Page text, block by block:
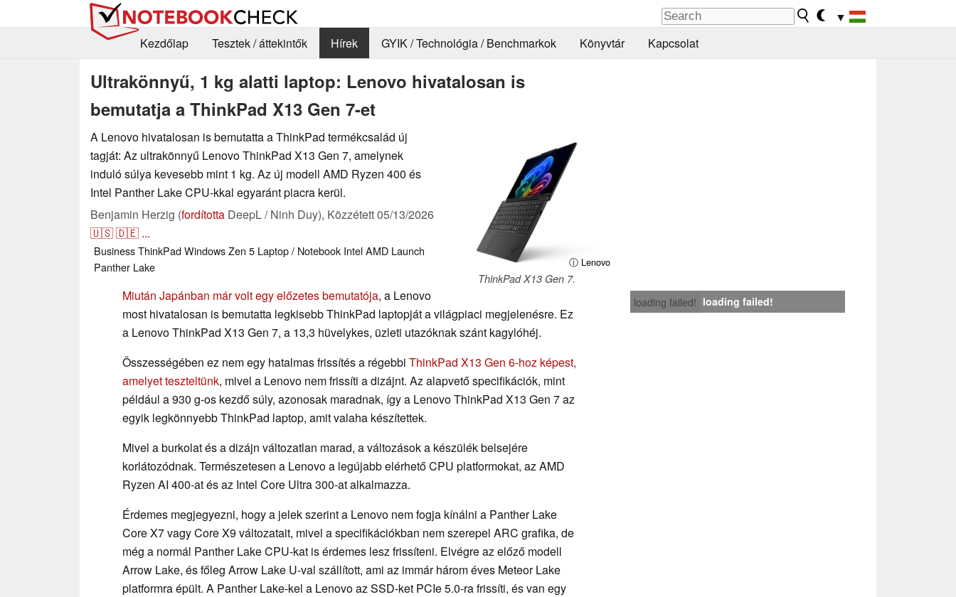
▼
Kezdőlap
Tesztek / áttekintők Hírek GYIK / Technológia / Benchmarkok Könyvtár Kapcsolat
Ultrakönnyű, 1 kg alatti laptop: Lenovo hivatalosan is
bemutatja a ThinkPad X13 Gen 7-et
ⓘ Lenovo
ThinkPad X13 Gen 7.
A Lenovo hivatalosan is bemutatta a ThinkPad termékcsalád új
tagját: Az ultrakönnyű Lenovo ThinkPad X13 Gen 7, amelynek
induló súlya kevesebb mint 1 kg. Az új modell AMD Ryzen 400 és
Intel Panther Lake CPU-kkal egyaránt piacra kerül.
Benjamin Herzig (fordította DeepL / Ninh Duy), Közzétett05/13/2026
🇺🇸🇩🇪 ...
BusinessThinkPadWindowsZen 5 Laptop / Notebook IntelAMD Launch
Panther Lake
loading failed! loading failed!
Miután Japánban már volt egy előzetes bemutatója, a Lenovo
most hivatalosan is bemutatta legkisebb ThinkPad laptopját a világpiaci megjelenésre. Ez
a Lenovo ThinkPad X13 Gen 7, a 13,3 hüvelykes, üzleti utazóknak szánt kagylóhéj.
Összességében ez nem egy hatalmas frissítés a régebbi ThinkPad X13 Gen 6-hoz képest,
amelyet teszteltünk, mivel a Lenovo nem frissíti a dizájnt. Az alapvető specifikációk, mint
például a 930 g-os kezdő súly, azonosak maradnak, így a Lenovo ThinkPad X13 Gen 7 az
egyik legkönnyebb ThinkPad laptop, amit valaha készítettek.
Mivel a burkolat és a dizájn változatlan marad, a változások a készülék belsejére
korlátozódnak. Természetesen a Lenovo a legújabb elérhető CPU platformokat, az AMD
Ryzen AI 400-at és az Intel Core Ultra 300-at alkalmazza.
Érdemes megjegyezni, hogy a jelek szerint a Lenovo nem fogja kínálni a Panther Lake
Core X7 vagy Core X9 változatait, mivel a specifikációkban nem szerepel ARC grafika, de
még a normál Panther Lake CPU-kat is érdemes lesz frissíteni. Elvégre az előző modell
Arrow Lake, és főleg Arrow Lake U-val szállított, ami az immár három éves Meteor Lake
platformra épült. A Panther Lake-kel a Lenovo az SSD-ket PCIe 5.0-ra frissíti, és van egy